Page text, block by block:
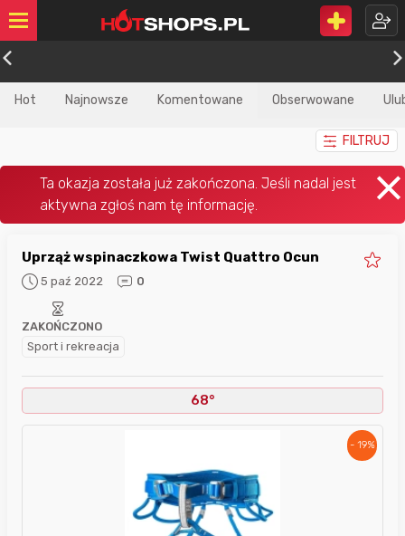
Hot Najnowsze Komentowane Obserwowane
FILTRUJ
Uprząż wspinaczkowa Twist Quattro Ocun
5 paź 2022 0
Sport i rekreacja
ZAKOŃCZONO
68°
- 19%